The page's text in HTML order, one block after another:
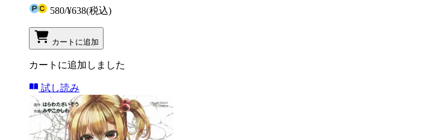
580/¥638(税込)
カートに追加
カートに追加しました
試し読み